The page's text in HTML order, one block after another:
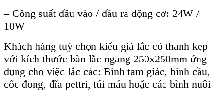
– Công suất đầu vào / đầu ra động cơ: 24W /
10W
Khách hàng tuỳ chọn kiểu giá lắc có thanh kẹp
với kích thước bàn lắc ngang 250x250mm ứng
dụng cho việc lắc các: Bình tam giác, bình cầu,
cốc đong, đĩa pettri, túi máu hoặc các bình nuôi